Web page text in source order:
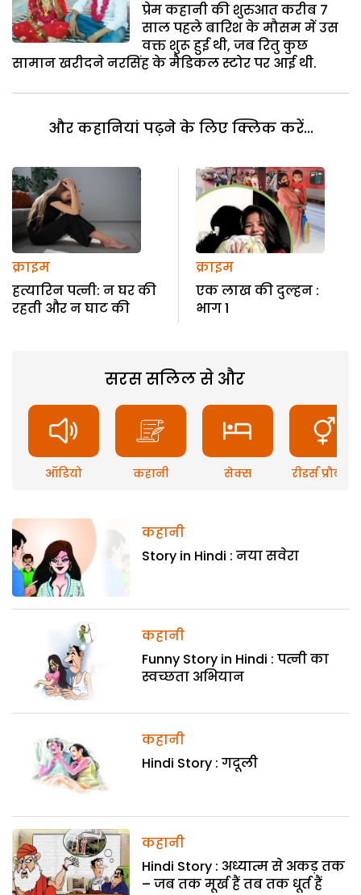
प्रेम कहानी की शुरुआत करीब 7
साल पहले बारिश के मौसम में उस
वक्त शुरू हुई थी, जब रितु कुछ
सामान खरीदने नरसिंह के मैडिकल स्टोर पर आई थी.
और कहानियां पढ़ने के लिए क्लिक करें...
क्राइम
हत्यारिन पत्नी: न घर की
रहती और न घाट की
क्राइम
एक लाख की दुल्हन :
भाग 1
सरस सलिल से और
ऑडियो कहानी सेक्स रीडर्स प्रौब्लम
कहानी
Story in Hindi : नया सवेरा
कहानी
Funny Story in Hindi : पत्नी का
स्वच्छता अभियान
कहानी
Hindi Story : गदूली
कहानी
Hindi Story : अध्यात्म से अकड़ तक
– जब तक मूर्ख हैं तब तक धूर्त हैं